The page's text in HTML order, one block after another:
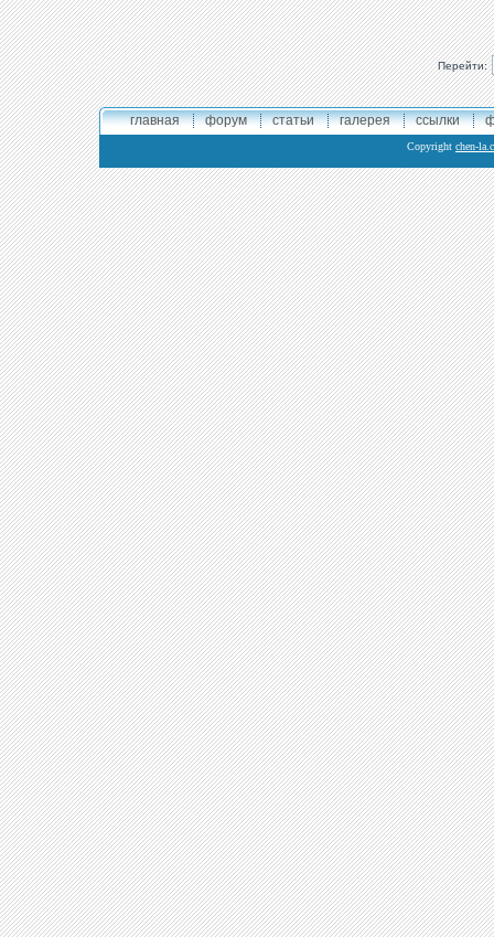
Перейти:
главная форум статьи галерея ссылки
Copyright chen-